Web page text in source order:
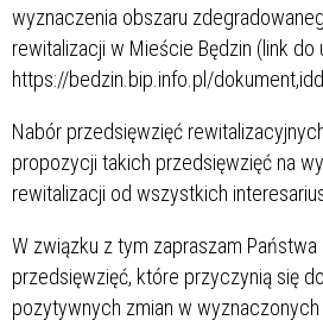
wyznaczenia obszaru
rewitalizacji w Mieście Będzin (link do
https://bedzin.bip.info.pl/
Nabór przedsięwzięć
propozycji takich przedsięwzięć na
rewitalizacji od wszystkich
W związku z tym zapraszam Państwa
przedsięwzięć, które przyczynią się
pozytywnych zmian w